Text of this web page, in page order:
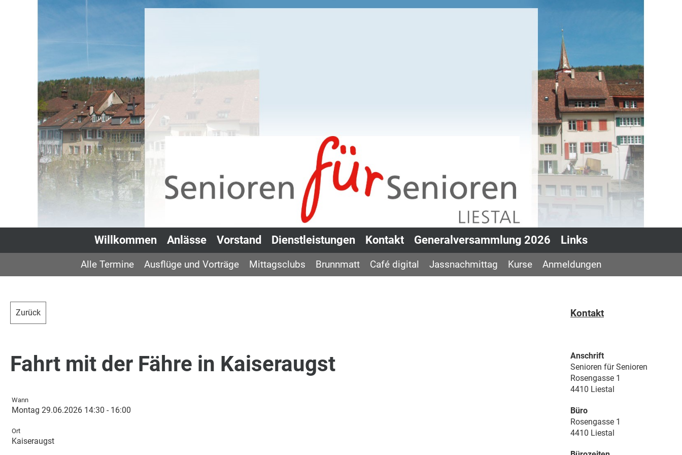
Willkommen Anlässe Vorstand Dienstleistungen Kontakt Generalversammlung 2026 Links
Alle Termine Ausflüge und Vorträge Mittagsclubs Brunnmatt Café digital Jassnachmittag Kurse Anmeldungen
Zurück
Fahrt mit der Fähre in Kaiseraugst
Wann
Montag 29.06.2026 14:30 - 16:00
Ort
Kaiseraugst
Kontakt
Anschrift
Senioren für Senioren
Rosengasse 1
4410 Liestal
Büro
Rosengasse 1
4410 Liestal